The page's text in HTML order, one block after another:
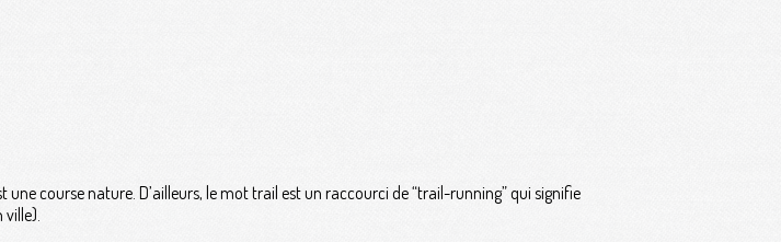
course nature. D’ailleurs, le mot trail est un raccourci de “trail-running” qui signifie
ville).